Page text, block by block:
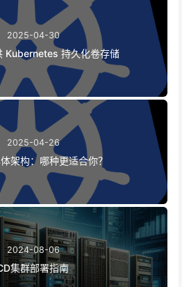
2025-04-30
Kubernetes 持久化卷存储
2025-04-26
架构：哪种更适合你？
2024-08-06
集群部署指南